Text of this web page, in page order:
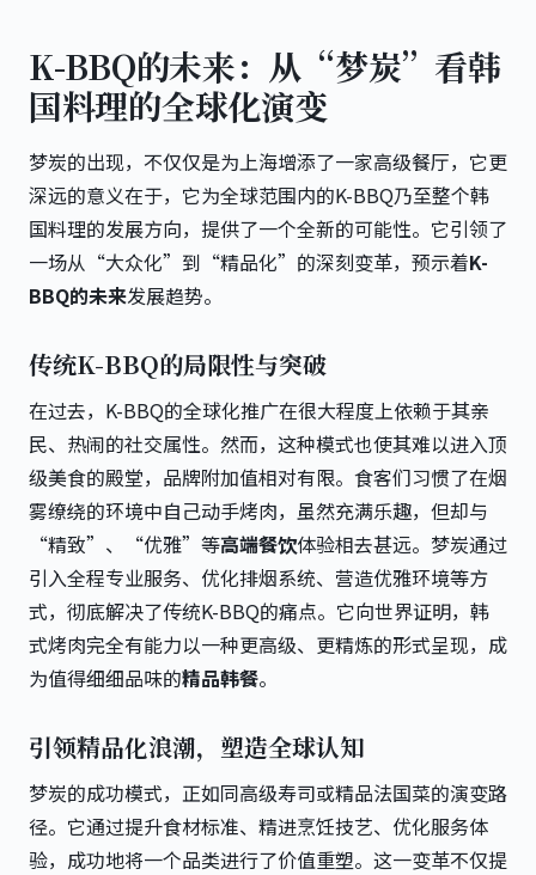
K-BBQ的未来：从“梦炭”看韩
国料理的全球化演变
梦炭的出现，不仅仅是为上海增添了一家高级餐厅，它更
深远的意义在于，它为全球范围内的K-BBQ乃至整个韩
国料理的发展方向，提供了一个全新的可能性。它引领了
一场从“大众化”到“精品化”的深刻变革，预示着K-
BBQ的未来发展趋势。
传统K-BBQ的局限性与突破
在过去，K-BBQ的全球化推广在很大程度上依赖于其亲
民、热闹的社交属性。然而，这种模式也使其难以进入顶
级美食的殿堂，品牌附加值相对有限。食客们习惯了在烟
雾缭绕的环境中自己动手烤肉，虽然充满乐趣，但却与
“精致”、“优雅”等高端餐饮体验相去甚远。梦炭通过
引入全程专业服务、优化排烟系统、营造优雅环境等方
式，彻底解决了传统K-BBQ的痛点。它向世界证明，韩
式烤肉完全有能力以一种更高级、更精炼的形式呈现，成
为值得细细品味的精品韩餐。
引领精品化浪潮，塑造全球认知
梦炭的成功模式，正如同高级寿司或精品法国菜的演变路
径。它通过提升食材标准、精进烹饪技艺、优化服务体
验，成功地将一个品类进行了价值重塑。这一变革不仅提